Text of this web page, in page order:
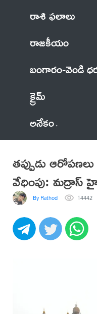
రాశి ఫలాలు
రాజకీయం
బంగారం-వెండి
క్రైమ్
అనేకం
తప్పుడు
వేధింపు: మద్రాస్
By Rathod 14442